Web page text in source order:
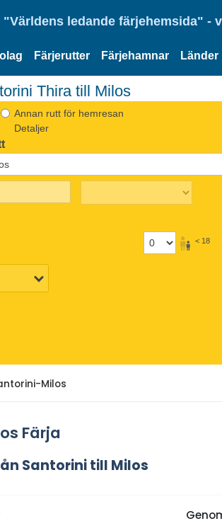
"Världens ledande färjehemsida" -
Färjerutter Färjehamnar Länder
Thira till Milos
Annan rutt för hemresan
Detaljer
< 18
Milos
Färja
Santorini till Milos